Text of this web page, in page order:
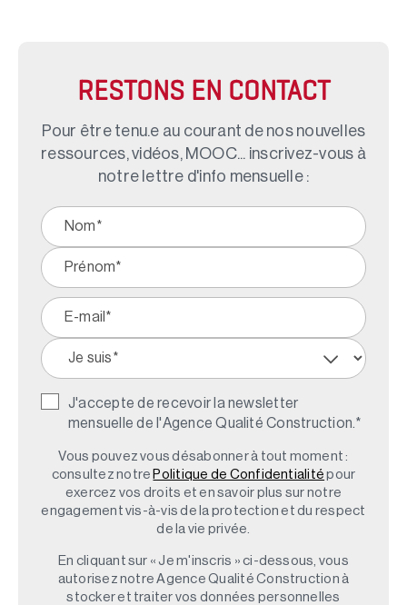
RESTONS EN CONTACT
Pour être tenu.e au courant de nos nouvelles
ressources, vidéos, MOOC... inscrivez-vous à
notre lettre d'info mensuelle :
J'accepte de recevoir la newsletter
mensuelle de l'Agence Qualité Construction. *
Vous pouvez vous désabonner à tout moment :
consultez notre Politique de Confidentialité pour
exercez vos droits et en savoir plus sur notre
engagement vis-à-vis de la protection et du respect
de la vie privée.
En cliquant sur « Je m'inscris » ci-dessous, vous
autorisez notre Agence Qualité Construction à
stocker et traiter vos données personnelles